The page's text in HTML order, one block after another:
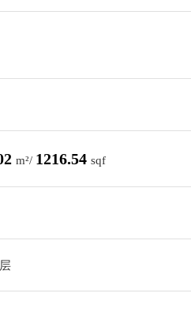
m²/ 1216.54 sqf